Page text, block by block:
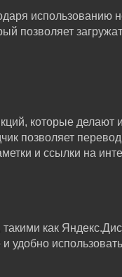
использованию
позволяет
которые делают
позволяет
и ссылки на
как
удобно